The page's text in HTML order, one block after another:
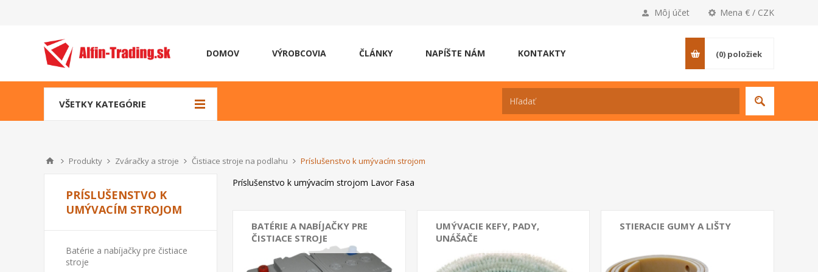
Mena € / CZK
Môj účet
DOMOV VÝROBCOVIA ČLÁNKY NAPÍŠTE NÁM KONTAKTY (0) položiek
VŠETKY KATEGÓRIE
Produkty Zváračky a stroje Čistiace stroje na podlahu Príslušenstvo k umývacím strojom
Príslušenstvo k umývacím strojom Lavor Fasa
BATÉRIE A NABÍJAČKY PRE
ČISTIACE STROJE
UMÝVACIE KEFY, PADY,
UNÁŠAČE
STIERACIE GUMY A LIŠTY
PRÍSLUŠENSTVO K
UMÝVACÍM STROJOM
Batérie a nabíjačky pre čistiace
stroje